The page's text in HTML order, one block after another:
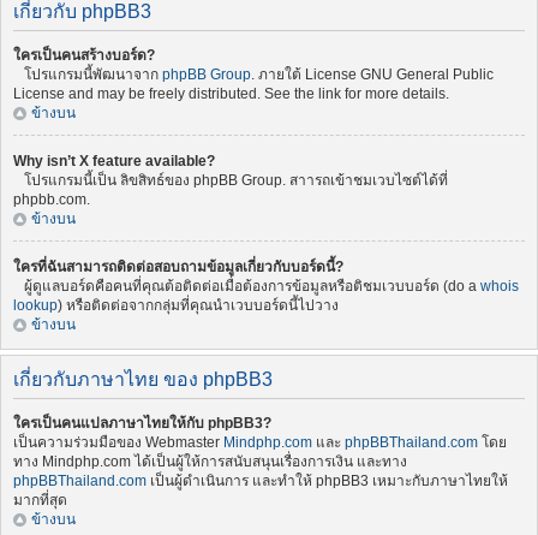
เกี่ยวกับ phpBB3
ใครเป็นคนสร้างบอร์ด?
โปรแกรมนี้พัฒนาจาก phpBB Group. ภายใต้ License GNU General Public
License and may be freely distributed. See the link for more details.
ข้างบน
Why isn’t X feature available?
โปรแกรมนี้เป็น ลิขสิทธ์ของ phpBB Group. สาารถเข้าชมเวบไซต์ได้ที่
phpbb.com.
ข้างบน
ใครที่ฉันสามารถติดต่อสอบถามข้อมูลเกี่ยวกับบอร์ดนี้?
ผู้ดูแลบอร์ดคือคนที่คุณต้อติดต่อเมื่อต้องการข้อมูลหรือติชมเวบบอร์ด (do a whois
lookup) หรือติดต่อจากกลุ่มที่คุณนำเวบบอร์ดนี้ไปวาง
ข้างบน
เกี่ยวกับภาษาไทย ของ phpBB3
ใครเป็นคนแปลภาษาไทยให้กับ phpBB3?
เป็นความร่วมมือของ Webmaster Mindphp.com และ phpBBThailand.com โดย
ทาง Mindphp.com ได้เป็นผู้ให้การสนับสนุนเรื่องการเงิน และทาง
phpBBThailand.com เป็นผู้ดำเนินการ และทำให้ phpBB3 เหมาะกับภาษาไทยให้
มากที่สุด
ข้างบน